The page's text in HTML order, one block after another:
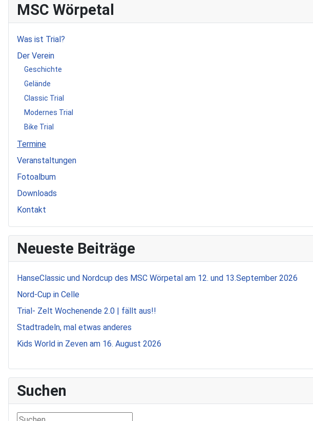
MSC Wörpetal
Was ist Trial?
Der Verein
Geschichte
Gelände
Classic Trial
Modernes Trial
Bike Trial
Termine
Veranstaltungen
Fotoalbum
Downloads
Kontakt
Neueste Beiträge
HanseClassic und Nordcup des MSC Wörpetal am 12. und 13.September 2026
Nord-Cup in Celle
Trial- Zelt Wochenende 2.0 | fällt aus!!
Stadtradeln, mal etwas anderes
Kids World in Zeven am 16. August 2026
Suchen
Suchen ...